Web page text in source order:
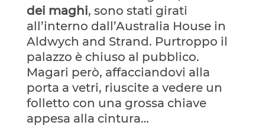
dei maghi, sono stati girati
all’interno dall’Australia House in
Aldwych and Strand. Purtroppo il
palazzo è chiuso al pubblico.
Magari però, affacciandovi alla
porta a vetri, riuscite a vedere un
folletto con una grossa chiave
appesa alla cintura…